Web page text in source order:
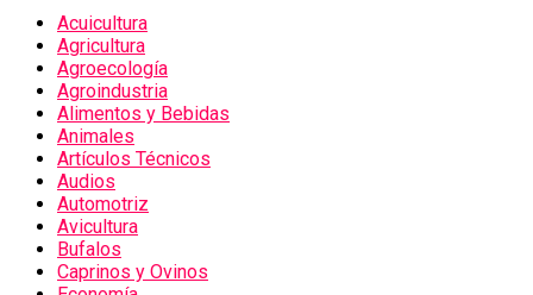
Acuicultura
Agricultura
Agroecología
Agroindustria
Alimentos y Bebidas
Animales
Artículos Técnicos
Audios
Automotriz
Avicultura
Bufalos
Caprinos y Ovinos